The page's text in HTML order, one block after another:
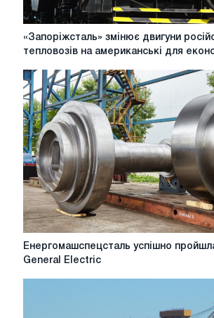
«Запоріжсталь»
російських
тепловозів
на
американські
для
економії
палива
«Запоріжсталь» змінює двигуни
тепловозів на американські для
Енергомашспецсталь
успішно
Енергомашспецсталь успішно
General Electric